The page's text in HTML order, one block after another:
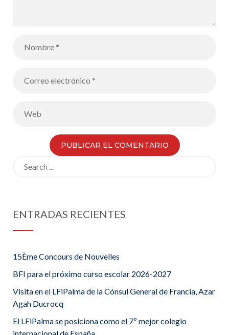
ENTRADAS RECIENTES
15Ème Concours de Nouvelles
BFI para el próximo curso escolar 2026-2027
Visita en el LFiPalma de la Cónsul General de Francia, Azar
Agah Ducrocq
El LFiPalma se posiciona como el 7º mejor colegio